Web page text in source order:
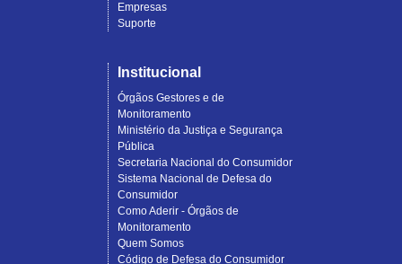
Empresas
Suporte
Institucional
Órgãos Gestores e de
Monitoramento
Ministério da Justiça e Segurança
Pública
Secretaria Nacional do Consumidor
Sistema Nacional de Defesa do
Consumidor
Como Aderir - Órgãos de
Monitoramento
Quem Somos
Código de Defesa do Consumidor